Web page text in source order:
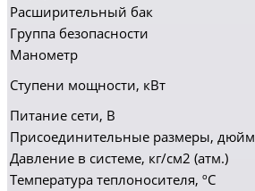
Расширительный бак
Группа безопасности
Манометр
Ступени мощности, кВт
Питание сети, В
Присоединительные размеры, дюйм
Давление в системе, кг/см2 (атм.)
Температура теплоносителя, ºC